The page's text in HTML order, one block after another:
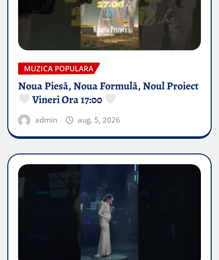
MUZICA POPULARA
Noua Piesă, Noua Formulă, Noul Proiect
Vineri Ora 17:00
admin aug. 5, 2026